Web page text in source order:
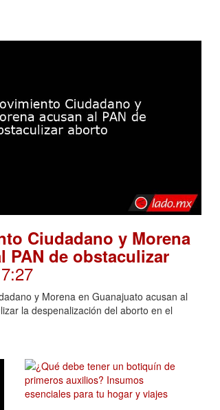
Ciudadano y Morena
PAN de obstaculizar
y Morena en Guanajuato acusan al
la despenalización del aborto en el